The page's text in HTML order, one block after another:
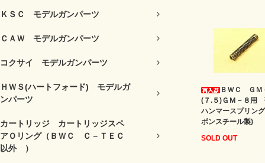
ＫＳＣ モデルガンパーツ
ＣＡＷ モデルガンパーツ
コクサイ モデルガンパーツ
ＨＷＳ(ハートフォード) モデルガ
ンパーツ
カートリッジ カートリッジスペ
アＯリング（ＢＷＣ Ｃ－ＴＥＣ
以外 ）
ＢＷＣ ＧＭ
(７.５)ＧＭ－８用
ハンマースプリン
ボンスチール製)
SOLD OUT